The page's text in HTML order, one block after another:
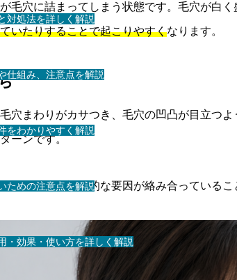
対処法を詳しく解説
仕組み、注意点を解説
をわかりやすく解説
ための注意点を解説
・効果・使い方を詳しく解説
毛穴に詰まってしまう状態です。毛穴が白
いたりすることで起こりやすくなります。
穴まわりがカサつき、毛穴の凹凸が目立つ
ーンです。
ではなく、複合的な要因が絡み合っているこ